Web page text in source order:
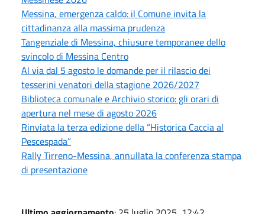
Messina, emergenza caldo: il Comune invita la
cittadinanza alla massima prudenza
Tangenziale di Messina, chiusure temporanee dello
svincolo di Messina Centro
Al via dal 5 agosto le domande per il rilascio dei
tesserini venatori della stagione 2026/2027
Biblioteca comunale e Archivio storico: gli orari di
apertura nel mese di agosto 2026
Rinviata la terza edizione della “Historica Caccia al
Pescespada”
Rally Tirreno-Messina, annullata la conferenza stampa
di presentazione